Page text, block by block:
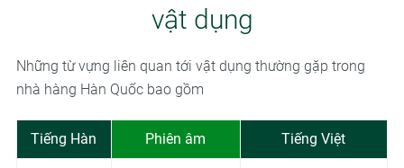
vật dụng
Những từ vựng liên quan tới vật dụng thường gặp trong
nhà hàng Hàn Quốc bao gồm
Tiếng Hàn Phiên âm Tiếng Việt